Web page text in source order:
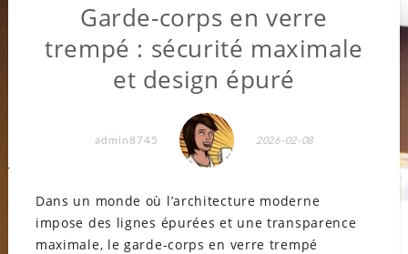
Garde-corps en verre
trempé : sécurité maximale
et design épuré
admin8745 2026-02-08
Dans un monde où l’architecture moderne
impose des lignes épurées et une transparence
maximale, le garde-corps en verre trempé